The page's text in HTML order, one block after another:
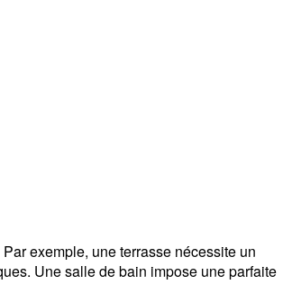
exemple, une terrasse nécessite un
Une salle de bain impose une parfaite